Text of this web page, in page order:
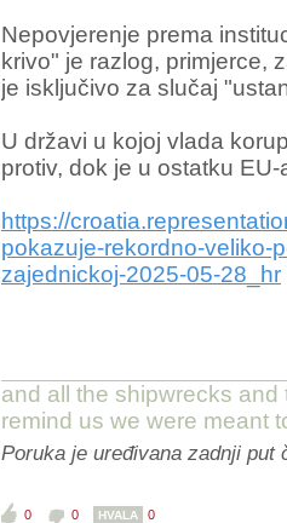
sada stvoriti
kriminal, poslije toga
dolazimo do razvitka.
Nepovjerenje prema
krivo" je razlog, primjerce,
je isključivo za slučaj
U državi u kojoj vlada
protiv, dok je u ostatku
https://
pokazuje-rekordno-veliko-
zajednickoj-2025-05-28_hr
and all the shipwrecks
remind us we were meant
Poruka je uređivana zadnji put
0 0 HVALA 0